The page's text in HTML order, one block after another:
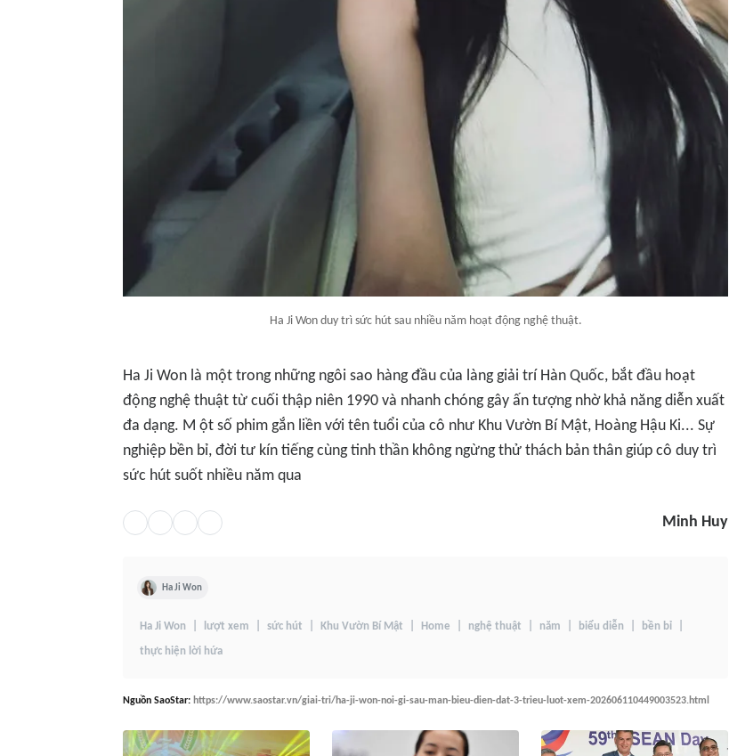
Ha Ji Won duy trì sức hút sau nhiều năm hoạt động nghệ thuật.
Ha Ji Won là một trong những ngôi sao hàng đầu của làng giải trí Hàn Quốc, bắt đầu hoạt
động nghệ thuật từ cuối thập niên 1990 và nhanh chóng gây ấn tượng nhờ khả năng diễn xuất
đa dạng. M ột số phim gắn liền với tên tuổi của cô như Khu Vườn Bí Mật, Hoàng Hậu Ki... Sự
nghiệp bền bỉ, đời tư kín tiếng cùng tinh thần không ngừng thử thách bản thân giúp cô duy trì
sức hút suốt nhiều năm qua
Minh Huy
Ha Ji Won
Ha Ji Won lượt xem sức hút Khu Vườn Bí Mật Home nghệ thuật năm biểu diễn bền bỉ
thực hiện lời hứa
Nguồn SaoStar: https://www.saostar.vn/giai-tri/ha-ji-won-noi-gi-sau-man-bieu-dien-dat-3-trieu-luot-xem-202606110449003523.html